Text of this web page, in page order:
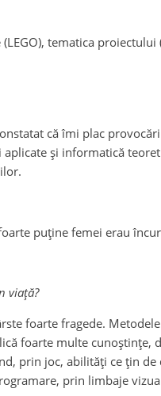
tematica proiectului
că îmi plac
și informatică
puține femei erau
viață?
foarte fragede.
foarte multe
prin joc, abilități ce țin
prin limbaje